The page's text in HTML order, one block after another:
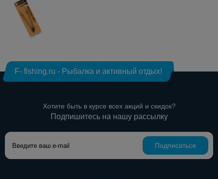
F- fishing.ru - Рыбалка и активный отдых!
Хотите быть в курсе всех акций и скидок?
Подпишитесь на нашу рассылку
Подписаться